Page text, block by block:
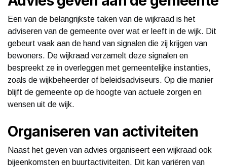
Een van de belangrijkste taken van de wijkraad is het
adviseren van de gemeente over wat er leeft in de wijk. Dit
gebeurt vaak aan de hand van signalen die zij krijgen van
bewoners. De wijkraad verzamelt deze signalen en
bespreekt ze in overleggen met gemeentelijke instanties,
zoals de wijkbeheerder of beleidsadviseurs. Op die manier
blijft de gemeente op de hoogte van actuele zorgen en
wensen uit de wijk.
Organiseren van activiteiten
Naast het geven van advies organiseert een wijkraad ook
bijeenkomsten en buurtactiviteiten. Dit kan variëren van